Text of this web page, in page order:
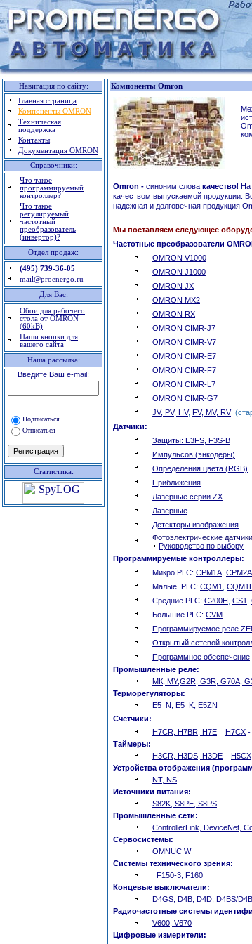
Навигация по сайту:
Главная страница
Компоненты OMRON
Техническая
поддержка
Контакты
Документация OMRON
Справочники:
Что такое
программируемый
контроллер?
Что такое
регулируемый
частотный
преобразователь
(инвертор)?
Отдел продаж:
(495) 739-36-05
mail@proenergo.ru
Для Вас:
Обои для рабочего
стола от OMRON
(60kB)
Наши кнопки для
вашего сайта
Наша рассылка:
Введите Ваш e-mail:
Подписаться
Отписаться
Статистика:
Компоненты Omron
Omron - синоним слова качество! На
качеством выпускаемой продукции.
надежная и долговечная продукция
Мы поставляем следующее
Частотные преобразователи
OMRON V1000
OMRON J1000
OMRON JX
OMRON MX2
OMRON RX
OMRON CIMR-J7
OMRON CIMR-V7
OMRON CIMR-E7
OMRON CIMR-F7
OMRON CIMR-L7
OMRON CIMR-G7
JV, PV, HV, FV, MV, RV
Датчики:
Защиты: E3FS, F3S-B
Импульсов (энкодеры)
Определения цвета (RGB)
Приближения
Лазерные серии ZX
Лазерные
Детекторы изображения
Фотоэлектрические датчики
Руководство по выбору
Программируемые контроллеры:
Микро PLC: CPM1A CPM2A
Малые PLC: CQM1
Средние PLC: C200H CS1
Большие PLC: CVM
Программируемое реле
Открытый сетевой
Программное обеспечение
Промышленные реле:
МК, MY,G2R, G3R, G70A,
Терморегуляторы:
E5_N, E5_K, E5ZN
Счетчики:
H7CR, H7BR, H7E
H7CX -
Таймеры:
H3CR, H3DS, H3DE
H5CX
Устройства отображения
NT, NS
Источники питания:
S82K, S8PE, S8PS
Промышленные сети:
ControllerLink, DeviceNet,
Сервосистемы:
OMNUС W
Системы технического зрения:
F150-3, F160
Концевые выключатели:
D4GS, D4B, D4D, D4BS/
Радиочастотные системы
V600, V670
Цифровые измерители: